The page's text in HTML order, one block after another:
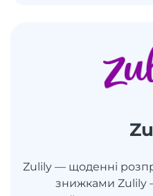
Zulily — щоденні
знижками Zulily